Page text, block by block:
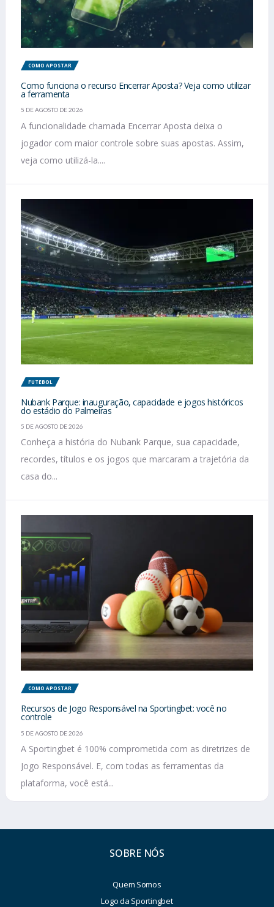
COMO APOSTAR
Como funciona o recurso Encerrar Aposta? Veja como utilizar
a ferramenta
5 DE AGOSTO DE 2026
A funcionalidade chamada Encerrar Aposta deixa o
jogador com maior controle sobre suas apostas. Assim,
veja como utilizá-la....
FUTEBOL
Nubank Parque: inauguração, capacidade e jogos históricos
do estádio do Palmeiras
5 DE AGOSTO DE 2026
Conheça a história do Nubank Parque, sua capacidade,
recordes, títulos e os jogos que marcaram a trajetória da
casa do...
COMO APOSTAR
Recursos de Jogo Responsável na Sportingbet: você no
controle
5 DE AGOSTO DE 2026
A Sportingbet é 100% comprometida com as diretrizes de
Jogo Responsável. E, com todas as ferramentas da
plataforma, você está...
SOBRE NÓS
Quem Somos
Logo da Sportingbet